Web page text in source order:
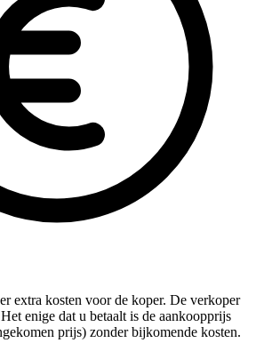
extra kosten voor de koper. De verkoper
enige dat u betaalt is de aankoopprijs
prijs) zonder bijkomende kosten.